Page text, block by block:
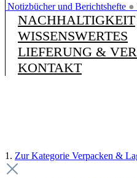
Notizbücher und Berichtshefte ●
NACHHALTIGKEIT
WISSENSWERTES
LIEFERUNG &
KONTAKT
1. Zur Kategorie Verpacken &